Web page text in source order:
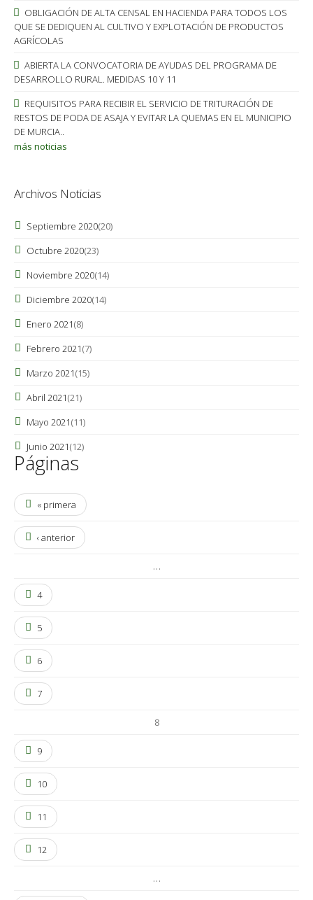
OBLIGACIÓN DE ALTA CENSAL EN HACIENDA PARA TODOS LOS
QUE SE DEDIQUEN AL CULTIVO Y EXPLOTACIÓN DE PRODUCTOS
AGRÍCOLAS
ABIERTA LA CONVOCATORIA DE AYUDAS DEL PROGRAMA DE
DESARROLLO RURAL. MEDIDAS 10 Y 11
REQUISITOS PARA RECIBIR EL SERVICIO DE TRITURACIÓN DE
RESTOS DE PODA DE ASAJA Y EVITAR LA QUEMAS EN EL MUNICIPIO
DE MURCIA..
más noticias
Archivos Noticias
Septiembre 2020(20)
Octubre 2020(23)
Noviembre 2020(14)
Diciembre 2020(14)
Enero 2021(8)
Febrero 2021(7)
Marzo 2021(15)
Abril 2021(21)
Mayo 2021(11)
Junio 2021(12)
Páginas
« primera
‹ anterior
…
4
5
6
7
8
9
10
11
12
…